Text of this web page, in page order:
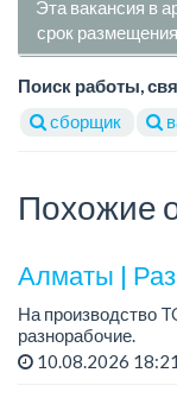
Эта вакансия в
срок
Поиск работы,
сборщик
Похожие
Алматы |
На производство
разнорабочие.
Зарплата: от 250
10.08.2026 18:21